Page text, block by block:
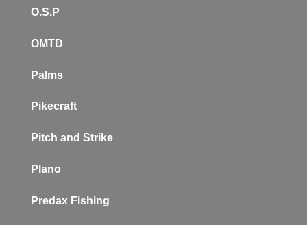
O.S.P
OMTD
Palms
Pikecraft
Pitch and Strike
Plano
Predax Fishing